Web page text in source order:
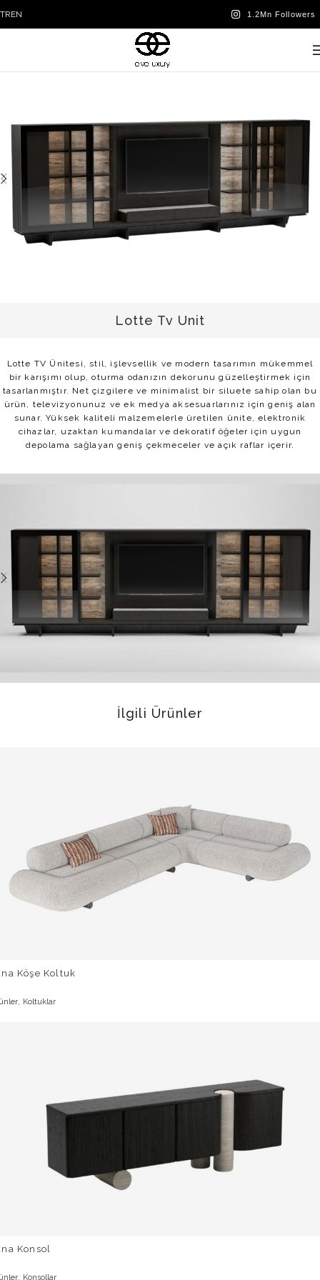
TREN
Lotte Tv Unit
Lotte TV Ünitesi, stil, işlevsellik ve modern tasarımın mükemmel
bir karışımı olup, oturma odanızın dekorunu güzelleştirmek için
tasarlanmıştır. Net çizgilere ve minimalist bir siluete sahip olan bu
ürün, televizyonunuz ve ek medya aksesuarlarınız için geniş alan
sunar. Yüksek kaliteli malzemelerle üretilen ünite, elektronik
cihazlar, uzaktan kumandalar ve dekoratif öğeler için uygun
depolama sağlayan geniş çekmeceler ve açık raflar içerir.
İlgili Ürünler
Köşe Koltuk
, Koltuklar
Konsol
Konsollar